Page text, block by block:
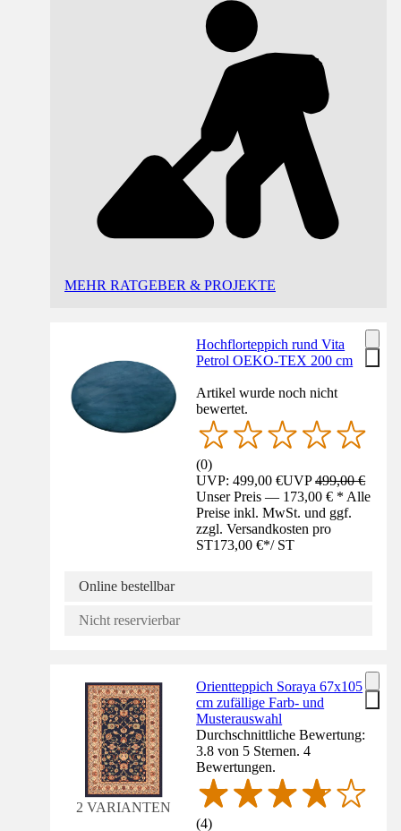
MEHR RATGEBER & PROJEKTE
Hochflorteppich rund Vita
Petrol OEKO-TEX 200 cm
Artikel wurde noch nicht
bewertet.
(0)
UVP: 499,00 €UVP499,00 €
Unser Preis — 173,00 € * Alle
Preise inkl. MwSt. und ggf.
zzgl. Versandkosten pro
ST173,00 €*/ ST
Online bestellbar
Nicht reservierbar
2 VARIANTEN
Orientteppich Soraya 67x105
cm zufällige Farb- und
Musterauswahl
Durchschnittliche Bewertung:
3.8 von 5 Sternen. 4
Bewertungen.
(4)